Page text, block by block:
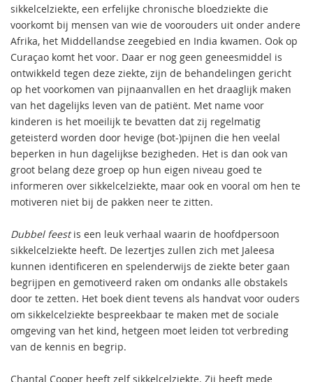
sikkelcelziekte, een erfelijke chronische bloedziekte die
voorkomt bij mensen van wie de voorouders uit onder andere
Afrika, het Middellandse zeegebied en India kwamen. Ook op
Curaçao komt het voor. Daar er nog geen geneesmiddel is
ontwikkeld tegen deze ziekte, zijn de behandelingen gericht
op het voorkomen van pijnaanvallen en het draaglijk maken
van het dagelijks leven van de patiënt. Met name voor
kinderen is het moeilijk te bevatten dat zij regelmatig
geteisterd worden door hevige (bot-)pijnen die hen veelal
beperken in hun dagelijkse bezigheden. Het is dan ook van
groot belang deze groep op hun eigen niveau goed te
informeren over sikkelcelziekte, maar ook en vooral om hen te
motiveren niet bij de pakken neer te zitten.
Dubbel feestis een leuk verhaal waarin de hoofdpersoon
sikkelcelziekte heeft. De lezertjes zullen zich met Jaleesa
kunnen identificeren en spelenderwijs de ziekte beter gaan
begrijpen en gemotiveerd raken om ondanks alle obstakels
door te zetten. Het boek dient tevens als handvat voor ouders
om sikkelcelziekte bespreekbaar te maken met de sociale
omgeving van het kind, hetgeen moet leiden tot verbreding
van de kennis en begrip.
Chantal Cooper heeft zelf sikkelcelziekte. Zij heeft mede